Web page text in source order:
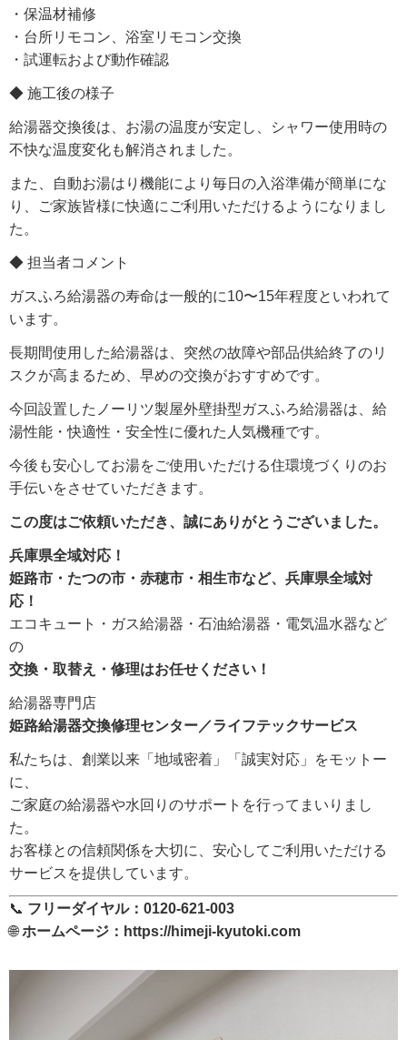
・保温材補修
・台所リモコン、浴室リモコン交換
・試運転および動作確認
◆ 施工後の様子
給湯器交換後は、お湯の温度が安定し、シャワー使用時の
不快な温度変化も解消されました。
また、自動お湯はり機能により毎日の入浴準備が簡単にな
り、ご家族皆様に快適にご利用いただけるようになりまし
た。
◆ 担当者コメント
ガスふろ給湯器の寿命は一般的に10〜15年程度といわれて
います。
長期間使用した給湯器は、突然の故障や部品供給終了のリ
スクが高まるため、早めの交換がおすすめです。
今回設置したノーリツ製屋外壁掛型ガスふろ給湯器は、給
湯性能・快適性・安全性に優れた人気機種です。
今後も安心してお湯をご使用いただける住環境づくりのお
手伝いをさせていただきます。
この度はご依頼いただき、誠にありがとうございました。
兵庫県全域対応！
姫路市・たつの市・赤穂市・相生市など、兵庫県全域対
応！
エコキュート・ガス給湯器・石油給湯器・電気温水器など
の
交換・取替え・修理はお任せください！
給湯器専門店
姫路給湯器交換修理センター／ライフテックサービス
私たちは、創業以来「地域密着」「誠実対応」をモットー
に、
ご家庭の給湯器や水回りのサポートを行ってまいりまし
た。
お客様との信頼関係を大切に、安心してご利用いただける
サービスを提供しています。
📞 フリーダイヤル：0120-621-003
🌐ホームページ： https://himeji-kyutoki.com